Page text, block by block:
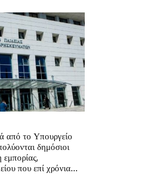
από το Υπουργείο
δημόσιοι
εμπορίας,
που επί χρόνια...